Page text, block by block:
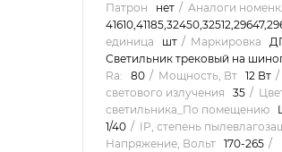
Патрон
нет
Аналоги
единица
шт Маркировка
Светильник трековый на
Ra:
80 Мощность, Вт 12 Вт
светового излучения
35
светильника_По помещению
1/40
IP, степень
Напряжение, Вольт
170-265